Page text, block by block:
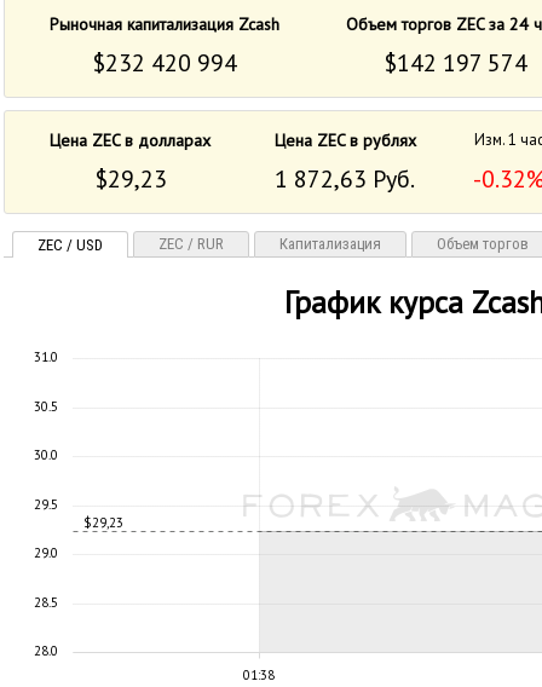
Рыночная капитализация Zcash Объем торгов ZEC за 24
$232 420 994 $142 197 574
Цена ZEC в долларах Цена ZEC в рублях Изм. 1
$29,23 1 872,63 Руб. -
ZEC / USD ZEC / RUR Капитализация Объем торгов
График курса
01:38
$29,23
28.0
28.5
29.0
29.5
30.0
30.5
31.0